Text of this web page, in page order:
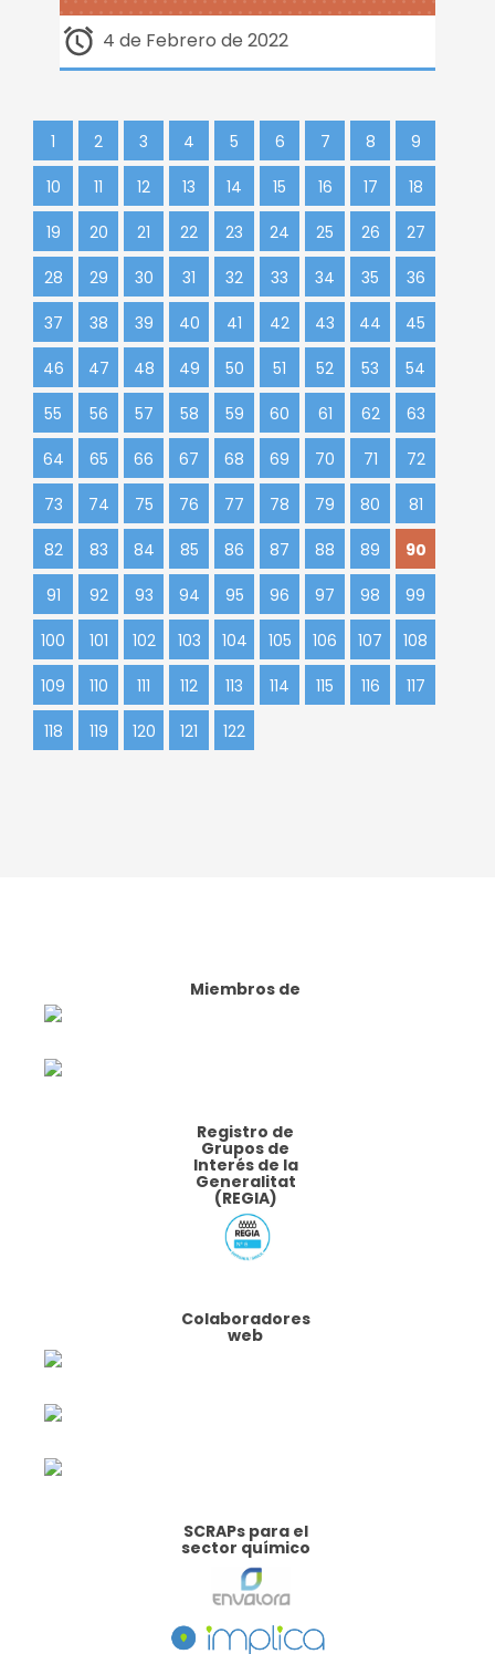
4 de Febrero de 2022
1 2 3 4 5 6 7 8 9
10 11 12 13 14 15 16 17 18
19 20 21 22 23 24 25 26 27
28 29 30 31 32 33 34 35 36
37 38 39 40 41 42 43 44 45
46 47 48 49 50 51 52 53 54
55 56 57 58 59 60 61 62 63
64 65 66 67 68 69 70 71 72
73 74 75 76 77 78 79 80 81
82 83 84 85 86 87 88 89 90
91 92 93 94 95 96 97 98 99
100 101 102 103 104 105 106 107 108
109 110 111 112 113 114 115 116 117
118 119 120 121 122
Miembros de
Registro de
Grupos de
Interés de la
Generalitat
(REGIA)
Colaboradores
web
SCRAPs para el
sector químico